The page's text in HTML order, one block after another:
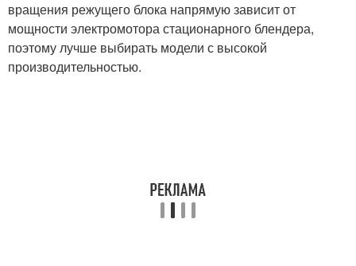
вращения режущего блока напрямую зависит от
мощности электромотора стационарного блендера,
поэтому лучше выбирать модели с высокой
производительностью.